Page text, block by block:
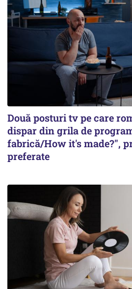
Două posturi tv pe care
dispar din grila de
fabrică/How it's made?",
preferate